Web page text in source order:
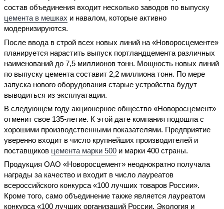
состав объединения входит несколько заводов по выпуску
цемента в мешках и навалом, которые активно
модернизируются.
После ввода в строй всех новых линий на «Новоросцементе»
планируется нарастить выпуск портландцемента различных
наименований до 7,5 миллионов тонн. Мощность новых линий
по выпуску цемента составит 2,2 миллиона тонн. По мере
запуска нового оборудования старые устройства будут
выводиться из эксплуатации.
В следующем году акционерное общество «Новоросцемент»
отменит свое 135-летие. К этой дате компания подошла с
хорошими производственными показателями. Предприятие
уверенно входит в число крупнейших производителей и
поставщиков цемента марки 500 и марки 400 страны.
Продукция ОАО «Новоросцемент» неоднократно получала
награды за качество и входит в число лауреатов
всероссийского конкурса «100 лучших товаров России».
Кроме того, само объединение также является лауреатом
конкурса «100 лучших организаций России. Экология и